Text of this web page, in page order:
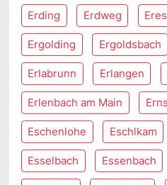
Erding Erdweg
Ergolding Ergoldsbach
Erlabrunn Erlangen
Erlenbach am Main
Eschenlohe Eschlkam
Esselbach Essenbach